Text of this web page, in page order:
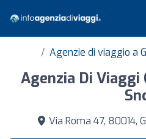
Agenzie di viaggio a
Agenzia Di Viaggi
Via Roma 47, 80014,